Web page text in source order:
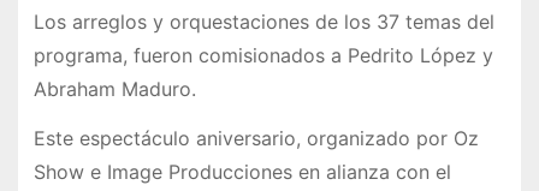
Los arreglos y orquestaciones de los 37 temas del
programa, fueron comisionados a Pedrito López y
Abraham Maduro.
Este espectáculo aniversario, organizado por Oz
Show e Image Producciones en alianza con el